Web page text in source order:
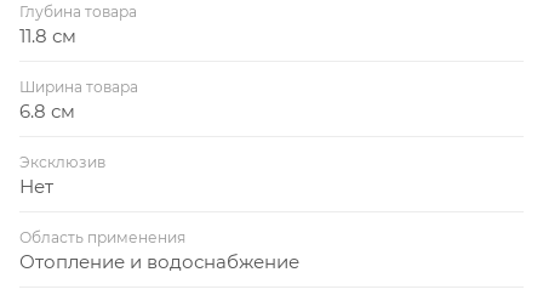
Глубина товара
11.8 см
Ширина товара
6.8 см
Эксклюзив
Нет
Область применения
Отопление и водоснабжение